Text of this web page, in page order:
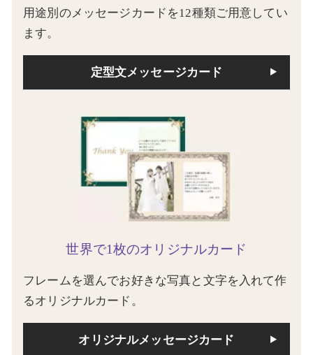
用途別のメッセージカードを12種類ご用意してい
ます。
定型文メッセージカード
世界で1枚のオリジナルカード
フレームを選んでお好きな写真と文字を入れて作
るオリジナルカード。
オリジナルメッセージカード